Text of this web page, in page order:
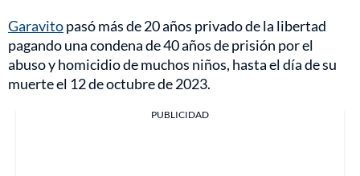
Garavitopasó más de 20 años privado de la libertad
pagando una condena de 40 años de prisión por el
abuso y homicidio de muchos niños, hasta el día de su
muerte el 12 de octubre de 2023.
PUBLICIDAD